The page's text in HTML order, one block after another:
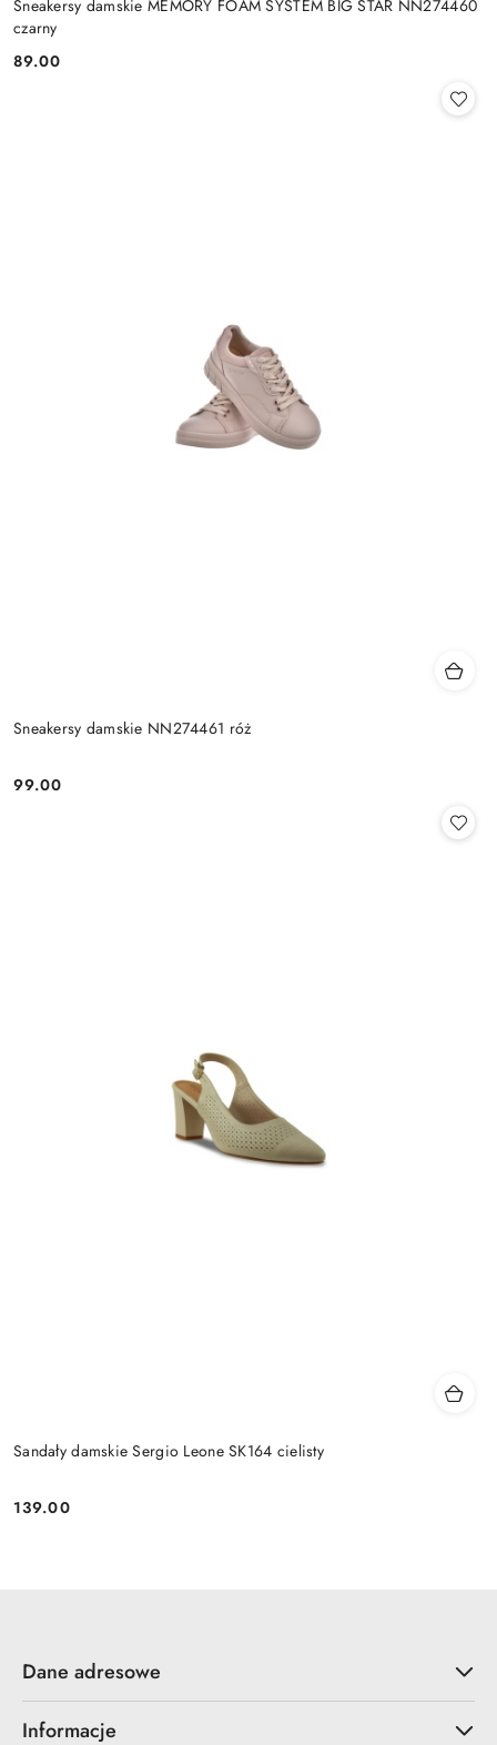
Sneakersy damskie MEMORY FOAM SYSTEM BIG STAR NN274460
czarny
Cena:
89.00
Sneakersy damskie NN274461 róż
Cena:
99.00
Sandały damskie Sergio Leone SK164 cielisty
Cena:
139.00
Dane adresowe
Informacje